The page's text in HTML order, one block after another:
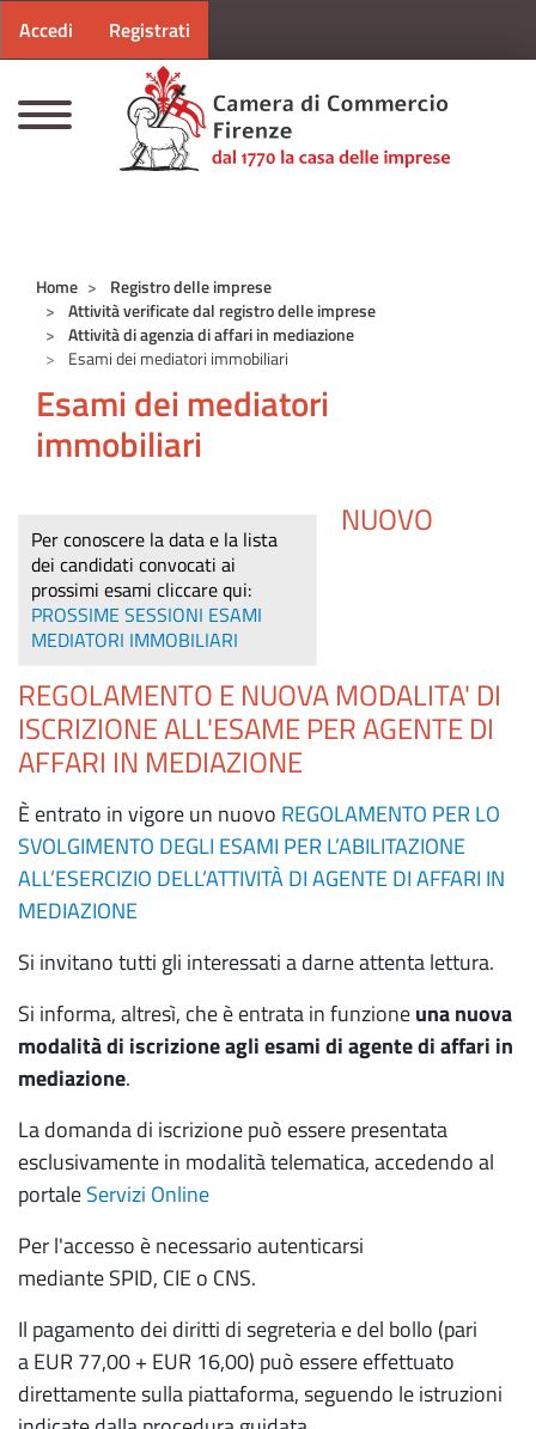
Menu profilo utente
Accedi Registrati
Home
Registro delle imprese
Attività verificate dal registro delle imprese
Attività di agenzia di affari in mediazione
Esami dei mediatori immobiliari
Esami dei mediatori
immobiliari
Per conoscere la data e la lista
dei candidati convocati ai
prossimi esami cliccare qui:
PROSSIME SESSIONI ESAMI
MEDIATORI IMMOBILIARI
NUOVO
REGOLAMENTO E NUOVA MODALITA' DI
ISCRIZIONE ALL'ESAME PER AGENTE DI
AFFARI IN MEDIAZIONE
È entrato in vigore un nuovo REGOLAMENTO PER LO
SVOLGIMENTO DEGLI ESAMI PER L’ABILITAZIONE
ALL’ESERCIZIO DELL’ATTIVITÀ DI AGENTE DI AFFARI IN
MEDIAZIONE
Si invitano tutti gli interessati a darne attenta lettura.
Si informa, altresì, che è entrata in funzioneuna nuova
modalità di iscrizione agli esami di agente di affari in
mediazione.
La domanda di iscrizione può essere presentata
esclusivamente in modalità telematica, accedendo al
portaleServizi Online
Per l'accesso è necessario autenticarsi
mediante SPID, CIE o CNS.
Il pagamento dei diritti di segreteria e del bollo (pari
a EUR 77,00 + EUR 16,00) può essere effettuato
direttamente sulla piattaforma, seguendo le istruzioni